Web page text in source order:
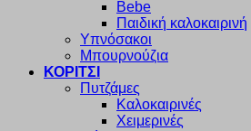
Bebe
Παιδική καλοκαιρινή
Υπνόσακοι
Μπουρνούζια
ΚΟΡΙΤΣΙ
Πυτζάμες
Καλοκαιρινές
Χειμερινές